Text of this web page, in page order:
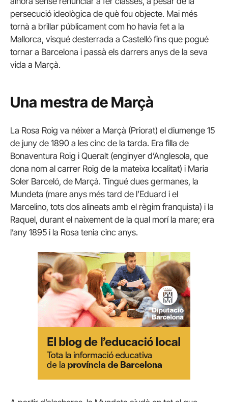
persecució ideològica de què fou objecte. Mai més
tornà a brillar públicament com ho havia fet a la
Mallorca, visqué desterrada a Castelló fins que pogué
tornar a Barcelona i passà els darrers anys de la seva
vida a Marçà.
Una mestra de Marçà
La Rosa Roig va néixer a Marçà (Priorat) el diumenge 15
de juny de 1890 a les cinc de la tarda. Era filla de
Bonaventura Roig i Queralt (enginyer d’Anglesola, que
dona nom al carrer Roig de la mateixa localitat) i Maria
Soler Barceló, de Marçà. Tingué dues germanes, la
Mundeta (mare anys més tard de l’Eduard i el
Marcelino, tots dos alineats amb el règim franquista) i la
Raquel, durant el naixement de la qual morí la mare; era
l’any 1895 i la Rosa tenia cinc anys.